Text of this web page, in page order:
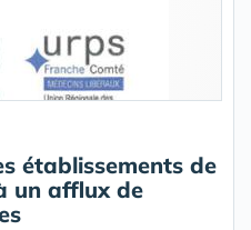
établissements de
un afflux de